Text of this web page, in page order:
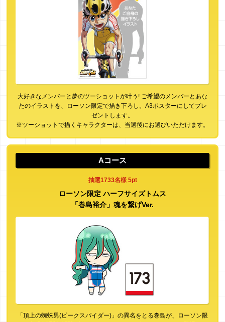
大好きなメンバーと夢のツーショットが叶う! ご希望のメンバーとあな
たのイラストを、ローソン限定で描き下ろし。A3ポスターにしてプレ
ゼントします。
※ツーショットで描くキャラクターは、当選後にお選びいただけます。
Aコース
抽選1733名様 5pt
ローソン限定 ハーフサイズトムス
「巻島裕介」魂を繋げVer.
「頂上の蜘蛛男(ピークスパイダー)」の異名をとる巻島が、ローソン限